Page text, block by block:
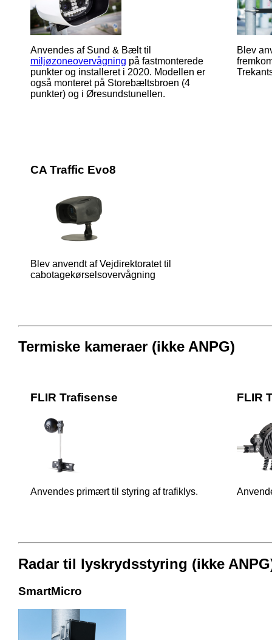
Anvendes af Sund & Bælt til
miljøzoneovervågning på fastmonterede
punkter og installeret i 2020. Modellen er
også monteret på Storebæltsbroen (4
punkter) og i Øresundstunellen.
Blev
CA Traffic Evo8
Blev anvendt af Vejdirektoratet til
cabotagekørselsovervågning
Termiske kameraer (ikke ANPG)
FLIR Trafisense
Anvendes primært til styring af trafiklys.
FLIR
Radar til lyskrydsstyring (ikke
SmartMicro